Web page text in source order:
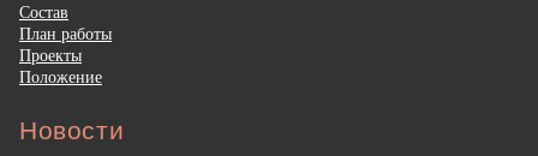
Состав
План работы
Проекты
Положение
Новости